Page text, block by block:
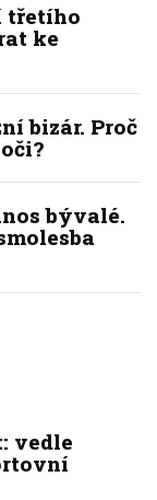
třetího
ke
bizár. Proč
bývalé.
vedle